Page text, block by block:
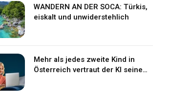
WANDERN AN DER SOCA: Türkis,
eiskalt und unwiderstehlich
Mehr als jedes zweite Kind in
Österreich vertraut der KI seine